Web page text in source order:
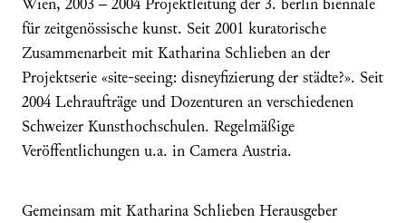
für zeitgenössische kunst. Seit 2001 kuratorische
Zusammenarbeit mit Katharina Schlieben an der
Projektserie «site-seeing: disneyfizierung der städte?». Seit
2004 Lehraufträge und Dozenturen an verschiedenen
Schweizer Kunsthochschulen. Regelmäßige
Veröffentlichungen u.a. in Camera Austria.
Gemeinsam mit Katharina Schlieben Herausgeber